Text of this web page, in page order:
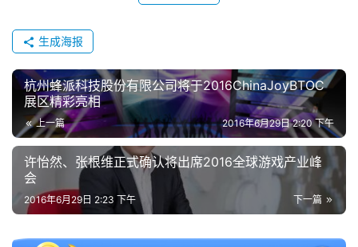
文
(
中
国
生成海报
杭州蜂派科技股份有限公司将于2016ChinaJoyBTOC
展区精彩亮相
上一篇 2016年6月29日 2:20 下午
许怡然、张根维正式确认将出席2016全球游戏产业峰
会
下一篇
2016年6月29日 2:23 下午